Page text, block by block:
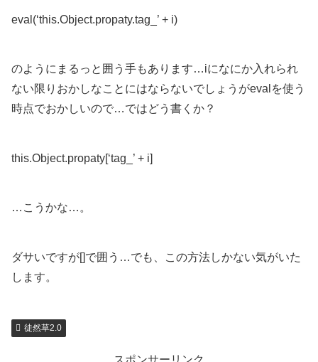
eval(‘this.Object.propaty.tag_’ + i)
のようにまるっと囲う手もあります…iになにか入れられ
ない限りおかしなことにはならないでしょうがevalを使う
時点でおかしいので…ではどう書くか？
this.Object.propaty[‘tag_’ + i]
…こうかな…。
ダサいですが[]で囲う…でも、この方法しかない気がいた
します。
徒然草2.0
スポンサーリンク